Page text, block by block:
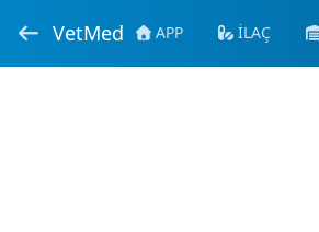
VetMed APP İLAÇ